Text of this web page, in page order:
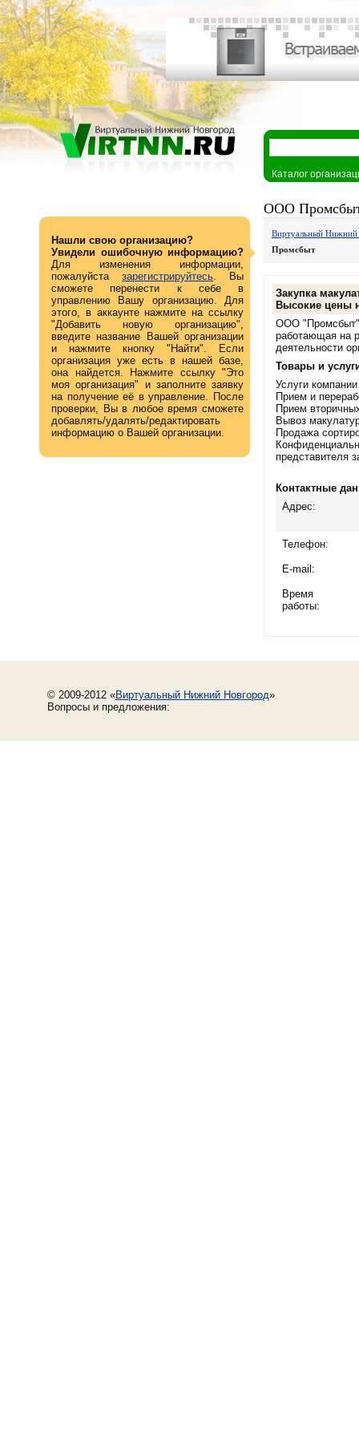
Каталог
Нашли свою организацию?
Увидели ошибочную информацию?
Для изменения информации,
пожалуйста зарегистрируйтесь. Вы
сможете перенести к себе в
управлению Вашу организацию. Для
этого, в аккаунте нажмите на ссылку
"Добавить новую организацию",
введите название Вашей организации
и нажмите кнопку "Найти". Если
организация уже есть в нашей базе,
она найдется. Нажмите ссылку "Это
моя организация" и заполните заявку
на получение её в управление. После
проверки, Вы в любое время сможете
добавлять/удалять/редактировать
информацию о Вашей организации.
ООО
Виртуальный
Промсбыт
Закупка
Высокие цены
ООО "Промсбыт"
работающая на
деятельности
Товары и
Услуги
Прием и
Прием
Вывоз
Продажа
представителя
Контактные
Адрес:
Телефон:
E-mail:
Время
работы:
© 2009-2012 «Виртуальный Нижний Новгород»
Вопросы и предложения: